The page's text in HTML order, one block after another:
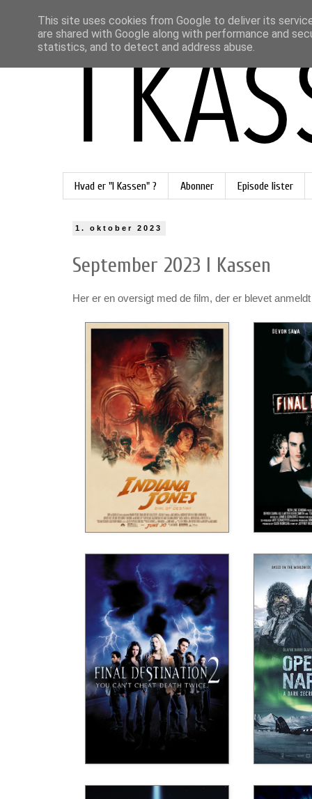
Hvad er "I Kassen" ? Abonner Episode lister
1. oktober 2023
September 2023 I Kassen
Her er en oversigt med de film, der er blevet
This site uses cookies from Google to deliver its
are shared with Google along with performance and
statistics, and to detect and address abuse.